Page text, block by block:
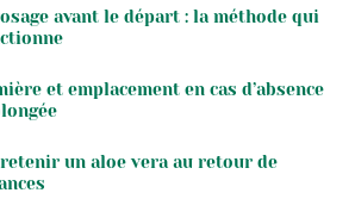
avant le départ : la méthode qui
et emplacement en cas d’absence
un aloe vera au retour de